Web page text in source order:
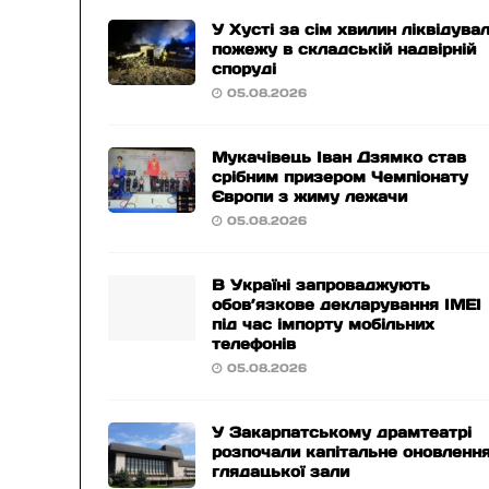
У Хусті за сім хвилин
пожежу в складській надвірній
споруді
05.08.2026
Мукачівець Іван Дзямко став
срібним призером Чемпіонату
Європи з жиму лежачи
05.08.2026
В Україні запроваджують
обов’язкове декларування IMEI
під час імпорту мобільних
телефонів
05.08.2026
У Закарпатському драмтеатрі
розпочали капітальне
глядацької зали